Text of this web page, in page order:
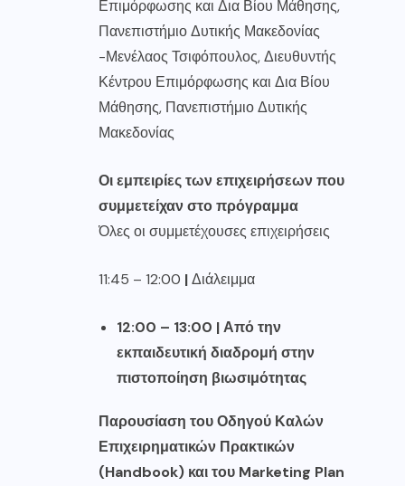
Επιμόρφωσης και Δια Βίου Μάθησης,
Πανεπιστήμιο Δυτικής Μακεδονίας
-Μενέλαος Τσιφόπουλος, Διευθυντής
Κέντρου Επιμόρφωσης και Δια Βίου
Μάθησης, Πανεπιστήμιο Δυτικής
Μακεδονίας
Οι εμπειρίες των επιχειρήσεων που
συμμετείχαν στο πρόγραμμα
Όλες οι συμμετέχουσες επιχειρήσεις
11:45 – 12:00 |Διάλειμμα
12:00 – 13:00 | Από την
εκπαιδευτική διαδρομή στην
πιστοποίηση βιωσιμότητας
Παρουσίαση του Οδηγού Καλών
Επιχειρηματικών Πρακτικών
(Handbook) και του Marketing Plan